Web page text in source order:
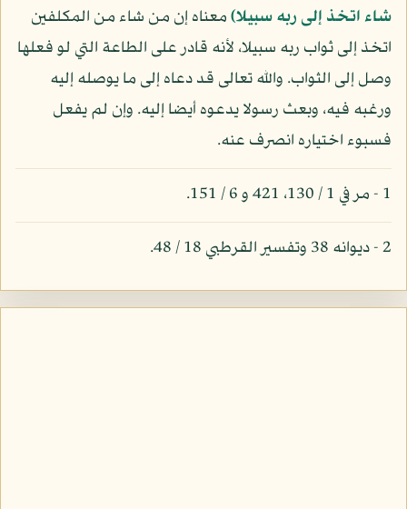
شاء اتخذ إلى ربه سبيلا)معناه إن من شاء من المكلفين
اتخذ إلى ثواب ربه سبيلا، لأنه قادر على الطاعة التي لو فعلها
وصل إلى الثواب. والله تعالى قد دعاه إلى ما يوصله إليه
ورغبه فيه، وبعث رسولا يدعوه أيضا إليه. وإن لم يفعل
فسبوء اختياره انصرف عنه.
1 - مر في 1 / 130، 421 و 6 / 151.
2 - ديوانه 38 وتفسير القرطبي 18 / 48.